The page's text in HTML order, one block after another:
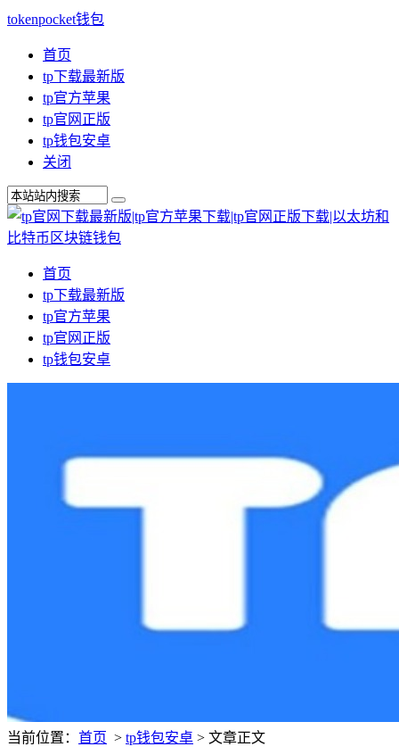
tokenpocket钱包
首页
tp下载最新版
tp官方苹果
tp官网正版
tp钱包安卓
关闭
首页
tp下载最新版
tp官方苹果
tp官网正版
tp钱包安卓
当前位置： 首页 > tp钱包安卓 > 文章正文